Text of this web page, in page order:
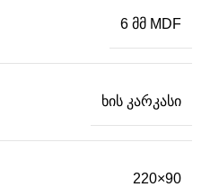
6 მმ MDF
ხის კარკასი
220×90